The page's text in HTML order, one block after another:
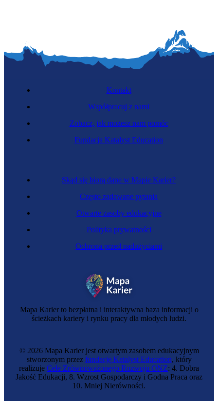
Mapa Karier to bezpłatna i interaktywna baza informacji o
ścieżkach kariery i rynku pracy dla młodych ludzi.
Skąd się biorą dane w Mapie Karier?
Często zadawane pytania
Otwarte zasoby edukacyjne
Polityka prywatności
Ochrona przed nadużyciami
Kontakt
Współpracuj z nami
Zobacz, jak możesz nam pomóc
Fundacja Katalyst Education
© 2026 Mapa Karier jest otwartym zasobem edukacyjnym
stworzonym przez fundację Katalyst Education, który
realizuje Cele Zrównoważonego Rozwoju ONZ: 4. Dobra
Jakość Edukacji, 8. Wzrost Gospodarczy i Godna Praca oraz
10. Mniej Nierówności.